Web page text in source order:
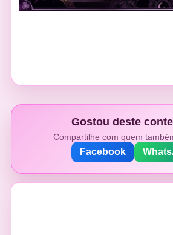
Gostou deste
Compartilhe com quem
Facebook